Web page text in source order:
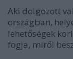
Aki dolgozott
országban,
lehetőségek
fogja, miről